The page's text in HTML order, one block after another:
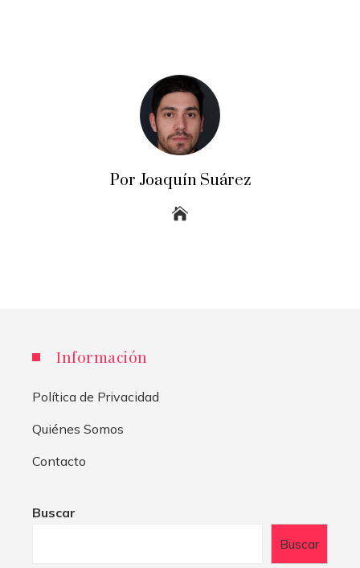
Por Joaquín Suárez
Información
Política de Privacidad
Quiénes Somos
Contacto
Buscar
Buscar